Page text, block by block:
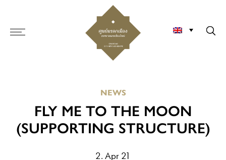
NEWS
FLY ME TO THE MOON
(SUPPORTING STRUCTURE)
2. Apr 21